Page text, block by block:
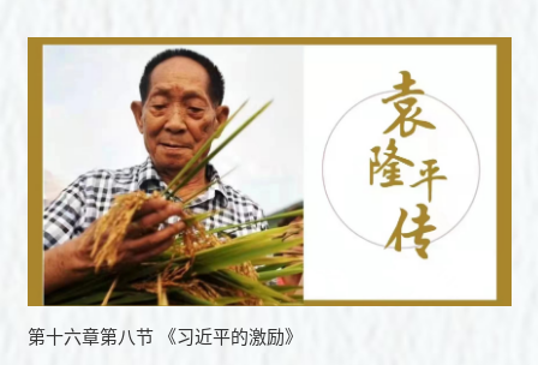
第十六章第八节 《习近平的激励》